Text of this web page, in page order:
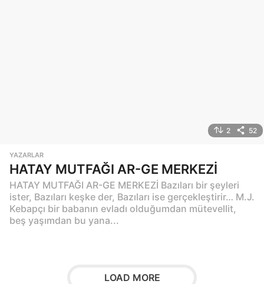
2 52
YAZARLAR
HATAY MUTFAĞI AR-GE MERKEZİ
HATAY MUTFAĞI AR-GE MERKEZİ Bazıları bir şeyleri
ister, Bazıları keşke der, Bazıları ise gerçekleştirir… M.J.
Kebapçı bir babanın evladı olduğumdan mütevellit,
beş yaşımdan bu yana...
LOAD MORE